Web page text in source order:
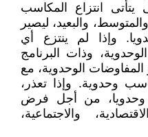
يتأتى انتزاع المكاسب
والبعيد، ليصير
وإذا لم ينتزع أي
وذات البرنامج
المفاوضات الوحدوية، مع
وحدوية. وإذا تعذر،
من أجل فرض
والاجتماعية،